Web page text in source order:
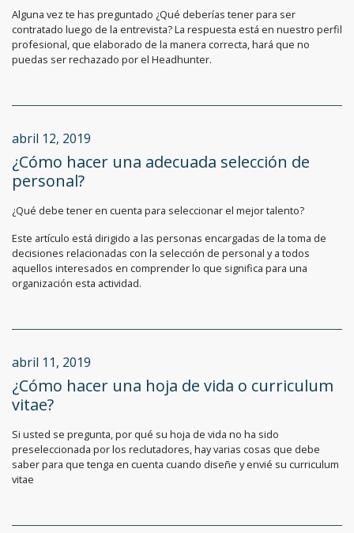
Alguna vez te has preguntado ¿Qué deberías tener para ser
contratado luego de la entrevista? La respuesta está en nuestro perfil
profesional, que elaborado de la manera correcta, hará que no
puedas ser rechazado por el Headhunter.
abril 12, 2019
¿Cómo hacer una adecuada selección de
personal?
¿Qué debe tener en cuenta para seleccionar el mejor talento?
Este artículo está dirigido a las personas encargadas de la toma de
decisiones relacionadas con la selección de personal y a todos
aquellos interesados en comprender lo que significa para una
organización esta actividad.
abril 11, 2019
¿Cómo hacer una hoja de vida o curriculum
vitae?
Si usted se pregunta, por qué su hoja de vida no ha sido
preseleccionada por los reclutadores, hay varias cosas que debe
saber para que tenga en cuenta cuando diseñe y envié su curriculum
vitae